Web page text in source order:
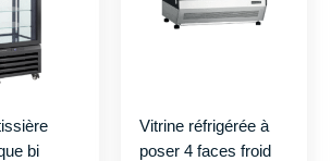
bi
Vitrine réfrigérée à
poser 4 faces froid